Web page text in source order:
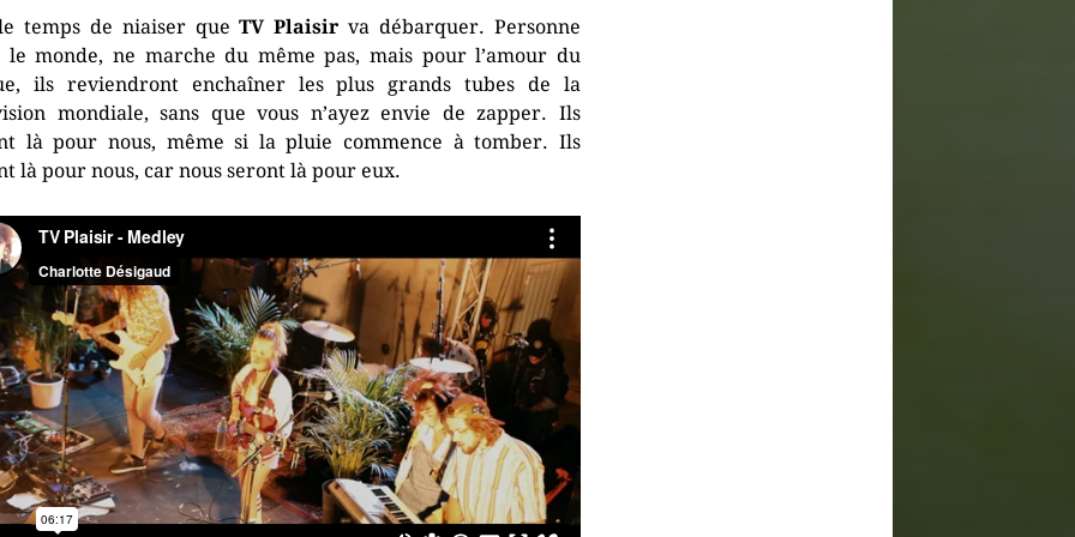
temps de niaiser queTV Plaisir va débarquer. Personne
le monde, ne marche du même pas, mais pour l’amour du
ils reviendront enchaîner les plus grands tubes de la
mondiale, sans que vous n’ayez envie de zapper. Ils
là pour nous, même si la pluie commence à tomber. Ils
là pour nous, car nous seront là pour eux.